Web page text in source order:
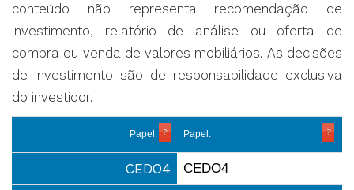
conteúdo não representa recomendação de
investimento, relatório de análise ou oferta de
compra ou venda de valores mobiliários. As decisões
de investimento são de responsabilidade exclusiva
do investidor.
Papel: Papel:
CEDO4 CEDO4